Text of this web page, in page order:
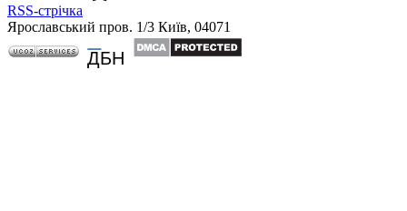
RSS-стрічка
Ярославський пров. 1/3 Київ, 04071